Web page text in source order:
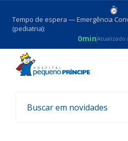
Tempo de espera — Emergência
(pediatria):
0minAtualizado
Voltar
Eventos